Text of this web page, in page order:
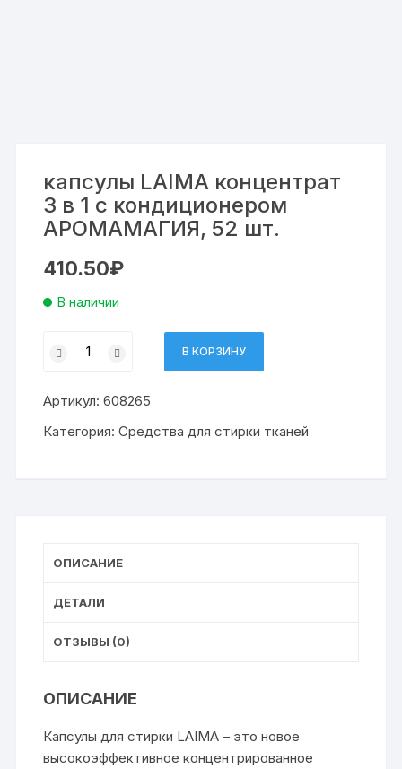
капсулы LAIMA концентрат
3 в 1 с кондиционером
АРОМАМАГИЯ, 52 шт.
410.50₽
В наличии
товара
LAIMA
концентрат
АРОМАМАГИЯ,
шт.
В КОРЗИНУ
Артикул:608265
Категория:Средства для стирки тканей
ОПИСАНИЕ
ДЕТАЛИ
ОТЗЫВЫ (0)
ОПИСАНИЕ
Капсулы для стирки LAIMA – это новое
высокоэффективное концентрированное